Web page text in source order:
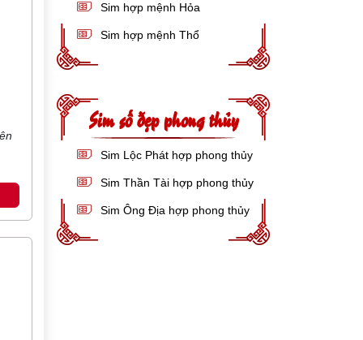
Sim hợp mệnh Hỏa
Sim hợp mệnh Thổ
Sim số đẹp phong thủy
Sim Lộc Phát hợp phong thủy
Sim Thần Tài hợp phong thủy
Sim Ông Địa hợp phong thủy